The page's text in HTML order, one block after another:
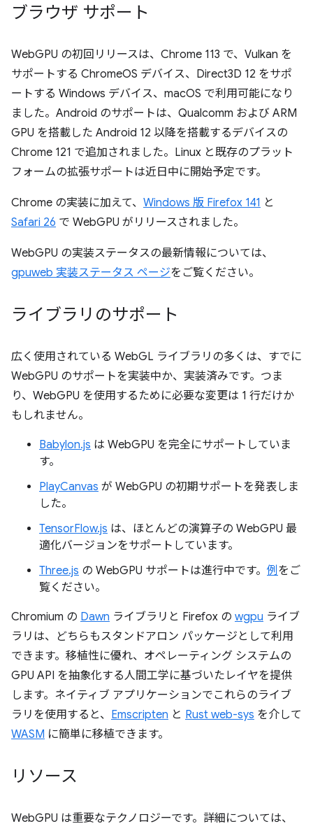
ブラウザ サポート
WebGPU の初回リリースは、Chrome 113 で、Vulkan を
サポートする ChromeOS デバイス、Direct3D 12 をサポ
ートする Windows デバイス、macOS で利用可能になり
ました。Android のサポートは、Qualcomm および ARM
GPU を搭載した Android 12 以降を搭載するデバイスの
Chrome 121 で追加されました。Linux と既存のプラット
フォームの拡張サポートは近日中に開始予定です。
Chrome の実装に加えて、 Windows 版 Firefox 141 と
Safari 26 で WebGPU がリリースされました。
WebGPU の実装ステータスの最新情報については、
gpuweb 実装ステータス ページをご覧ください。
ライブラリのサポート
広く使用されている WebGL ライブラリの多くは、すでに
WebGPU のサポートを実装中か、実装済みです。つま
り、WebGPU を使用するために必要な変更は 1 行だけか
もしれません。
Babylon.js は WebGPU を完全にサポートしていま
す。
PlayCanvas が WebGPU の初期サポートを発表しま
した。
TensorFlow.js は、ほとんどの演算子の WebGPU 最
適化バージョンをサポートしています。
Three.js の WebGPU サポートは進行中です。 例をご
覧ください。
Chromium の Dawn ライブラリと Firefox の wgpu ライブ
ラリは、どちらもスタンドアロン パッケージとして利用
できます。移植性に優れ、オペレーティング システムの
GPU API を抽象化する人間工学に基づいたレイヤを提供
します。ネイティブ アプリケーションでこれらのライブ
ラリを使用すると、 Emscripten と Rust web-sys を介して
WASM に簡単に移植できます。
リソース
WebGPU は重要なテクノロジーです。詳細については、